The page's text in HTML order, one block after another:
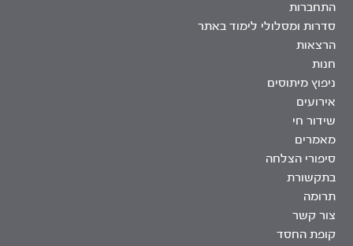
התחברות
סדרות ומסלולי לימוד באתר
הרצאות
חנות
ניפוץ מיתוסים
אירועים
שידור חי
מאמרים
סיפורי הצלחה
בתקשורת
תרומה
צור קשר
קופת החסד